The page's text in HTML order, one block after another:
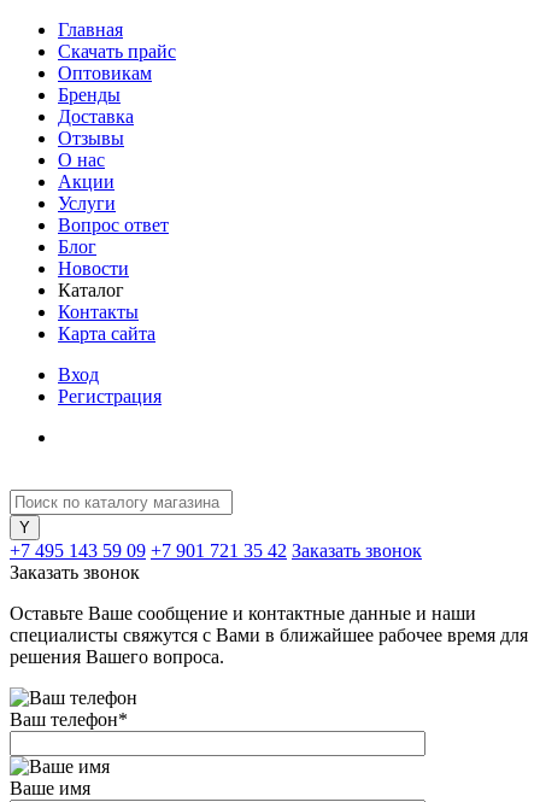
Главная
Скачать прайс
Оптовикам
Бренды
Доставка
Отзывы
О нас
Акции
Услуги
Вопрос ответ
Блог
Новости
Каталог
Контакты
Карта сайта
Вход
Регистрация
+7 495 143 59 09 +7 901 721 35 42 Заказать звонок
Заказать звонок
Оставьте Ваше сообщение и контактные данные и наши
специалисты свяжутся с Вами в ближайшее рабочее время для
решения Вашего вопроса.
Ваш телефон*
Ваше имя